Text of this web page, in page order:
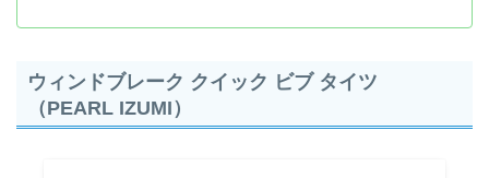
ウィンドブレーク クイック ビブ タイツ
（PEARL IZUMI）